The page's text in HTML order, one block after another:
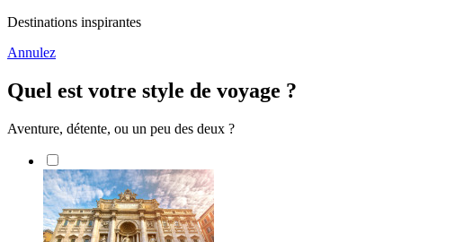
Destinations inspirantes
Annulez
Quel est votre style de voyage ?
Aventure, détente, ou un peu des deux ?